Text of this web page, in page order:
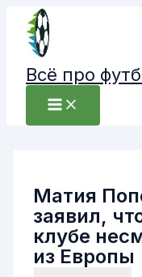
Перейти
содержимому
Всё про
Матия
заявил,
клубе
из Европы